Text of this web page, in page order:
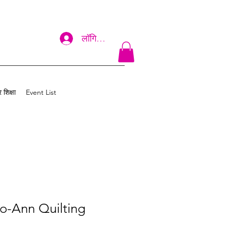
लॉगिन करें
Event List
Ann Quilting